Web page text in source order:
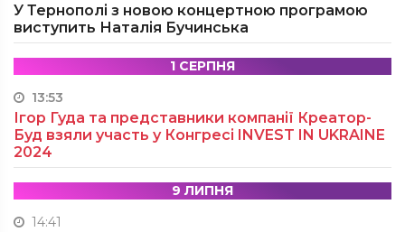
У Тернополі з новою концертною програмою
виступить Наталія Бучинська
1 СЕРПНЯ
13:53
Ігор Гуда та представники компанії Креатор-
Буд взяли участь у Конгресі INVEST IN UKRAINE
2024
9 ЛИПНЯ
14:41